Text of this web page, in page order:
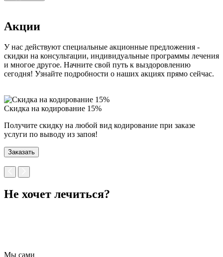
Акции
У нас действуют специальные акционные предложения -
скидки на консультации, индивидуальные программы лечения
и многое другое. Начните свой путь к выздоровлению
сегодня! Узнайте подробности о наших акциях прямо сейчас.
Скидка на кодирование 15%
Получите скидку на любой вид кодирование при заказе
услуги по выводу из запоя!
Заказать
Не хочет лечиться?
Мы сами